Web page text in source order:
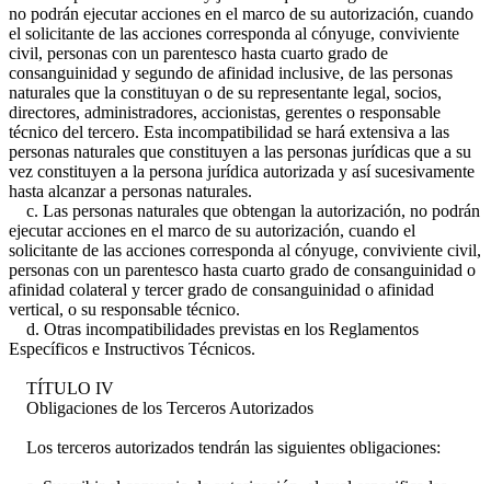
no podrán ejecutar acciones en el marco de su autorización, cuando
el solicitante de las acciones corresponda al cónyuge, conviviente
civil, personas con un parentesco hasta cuarto grado de
consanguinidad y segundo de afinidad inclusive, de las personas
naturales que la constituyan o de su representante legal, socios,
directores, administradores, accionistas, gerentes o responsable
técnico del tercero. Esta incompatibilidad se hará extensiva a las
personas naturales que constituyen a las personas jurídicas que a su
vez constituyen a la persona jurídica autorizada y así sucesivamente
hasta alcanzar a personas naturales.
c. Las personas naturales que obtengan la autorización, no podrán
ejecutar acciones en el marco de su autorización, cuando el
solicitante de las acciones corresponda al cónyuge, conviviente civil,
personas con un parentesco hasta cuarto grado de consanguinidad o
afinidad colateral y tercer grado de consanguinidad o afinidad
vertical, o su responsable técnico.
d. Otras incompatibilidades previstas en los Reglamentos
Específicos e Instructivos Técnicos.
TÍTULO IV
Obligaciones de los Terceros Autorizados
Los terceros autorizados tendrán las siguientes obligaciones: